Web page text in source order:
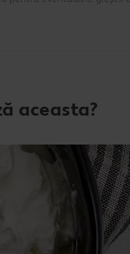
aceasta?